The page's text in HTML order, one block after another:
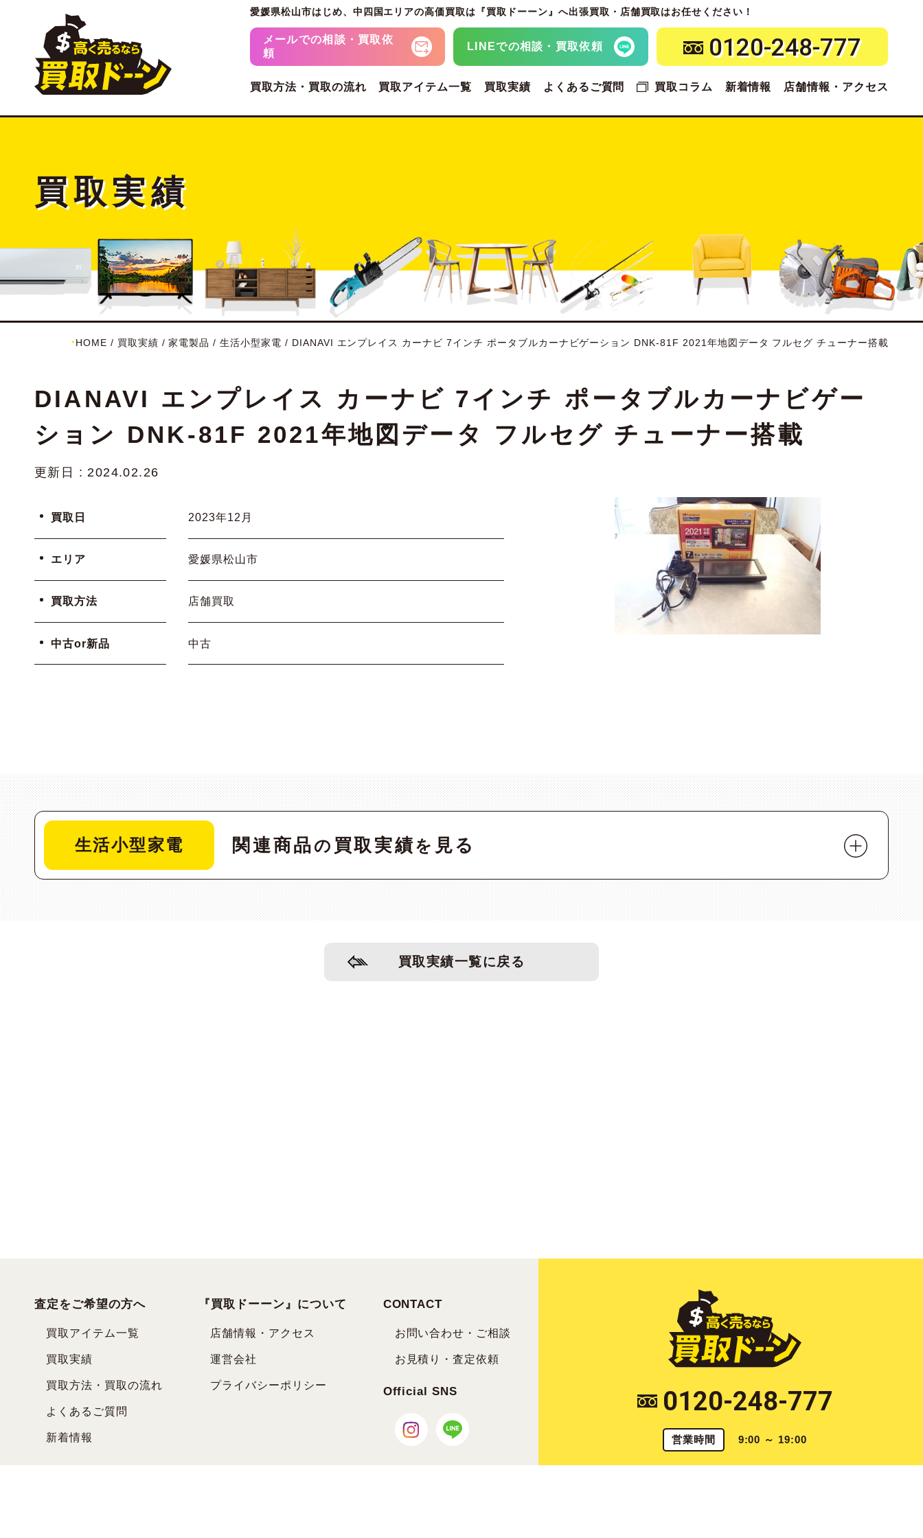
愛媛県松山市はじめ、 中四国エリアの高価買取は『買取ドーーン』へ出張買取・店舗買取はお任せください！
メールでの相談・買取依
頼
LINEでの相談・買取依頼 0120-248-777
買取方法・買取の流れ 買取アイテム一覧 買取実績 よくあるご質問 買取コラム 新着情報 店舗情報・アクセス
買取実績
HOME / 買取実績 /家電製品 /生活小型家電 / DIANAVI エンプレイス カーナビ 7インチ ポータブルカーナビゲーション DNK-81F 2021年地図データ フルセグ チューナー搭載
DIANAVI エンプレイス カーナビ 7インチ ポータブルカーナビゲー
ション DNK-81F 2021年地図データ フルセグ チューナー搭載
更新日 : 2024.02.26
買取日 2023年12月
エリア 愛媛県松山市
買取方法 店舗買取
中古or新品 中古
生活小型家電 関連商品の 買取実績を 見る
買取実績一覧に戻る
査定をご希望の方へ
買取アイテム一覧
買取実績
買取方法・買取の流れ
よくあるご質問
新着情報
『買取ドーーン』について
店舗情報・アクセス
運営会社
プライバシーポリシー
CONTACT
お問い合わせ・ご相談
お見積り・査定依頼
Official SNS 0120-248-777
営業時間 9:00 ～ 19:00